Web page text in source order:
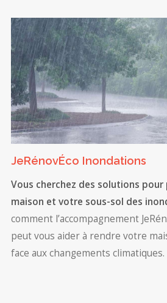
JeRénovÉco Inondations
Vous cherchez des solutions
maison et votre sous-sol des
comment l’accompagnement
peut vous aider à rendre votre
face aux changements climatiques.